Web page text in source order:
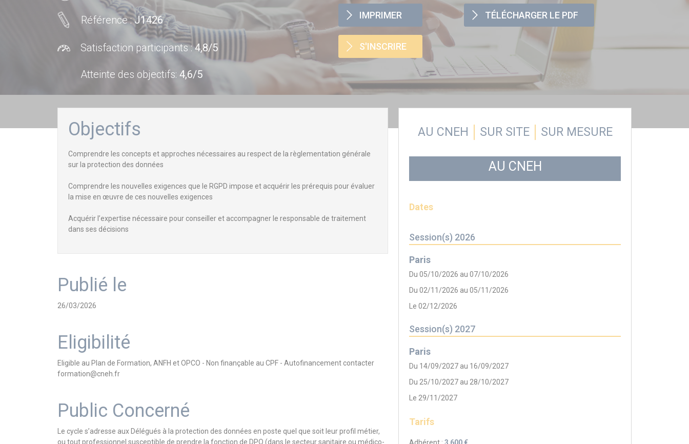
Référence : J1426
Satisfaction participants : 4,8/5
Atteinte des objectifs: 4,6/5
IMPRIMER
S'INSCRIRE
TÉLÉCHARGER LE PDF
Objectifs
Comprendre les concepts et approches nécessaires au respect de la règlementation générale
sur la protection des données
Comprendre les nouvelles exigences que le RGPD impose et acquérir les prérequis pour évaluer
la mise en œuvre de ces nouvelles exigences
Acquérir l’expertise nécessaire pour conseiller et accompagner le responsable de traitement
dans ses décisions
Publié le
26/03/2026
Eligibilité
Eligible au Plan de Formation, ANFH et OPCO - Non finançable au CPF - Autofinancement contacter
formation@cneh.fr
Public Concerné
Le cycle s’adresse aux Délégués à la protection des données en poste quel que soit leur profil métier,
ou tout professionnel susceptible de prendre la fonction de DPO (dans le secteur sanitaire ou médico-
AU CNEH SUR SITE SUR MESURE
AU CNEH
Dates
Session(s) 2026
Paris
Du 05/10/2026 au 07/10/2026
Du 02/11/2026 au 05/11/2026
Le 02/12/2026
Session(s) 2027
Paris
Du 14/09/2027 au 16/09/2027
Du 25/10/2027 au 28/10/2027
Le 29/11/2027
Tarifs
Adhérent : 3 600 €